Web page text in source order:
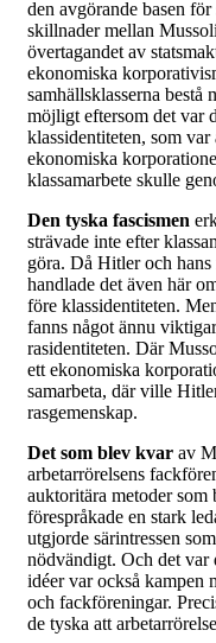
den avgörande basen
skillnader mellan
övertagandet av
ekonomiska
samhällsklasserna bestå
möjligt eftersom det var
klassidentiteten, som
ekonomiska
klassamarbete skulle
Den tyska fascismen
strävade inte efter
göra. Då Hitler och hans
handlade det även här
före klassidentiteten.
fanns något ännu
rasidentiteten. Där
ett ekonomiska
samarbeta, där ville
rasgemenskap.
Det som blev kvar av
arbetarrörelsens
auktoritära metoder
förespråkade en stark
utgjorde särintressen
nödvändigt. Och det
idéer var också kampen
och fackföreningar.
de tyska att